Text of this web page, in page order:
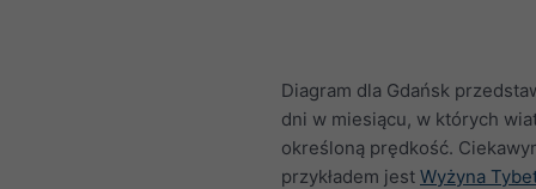
Diagram dla Gdańsk
dni w miesiącu, w których
określoną prędkość.
przykładem jest Wyżyna